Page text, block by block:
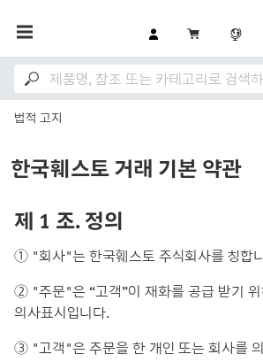
법적 고지
한국훼스토 거래 기본 약관
제 1 조. 정의
① "회사"는 한국훼스토 주식회사를 칭합
② "주문"은 “고객”이 재화를 공급 받기
의사표시입니다.
③ "고객"은 주문을 한 개인 또는 회사를